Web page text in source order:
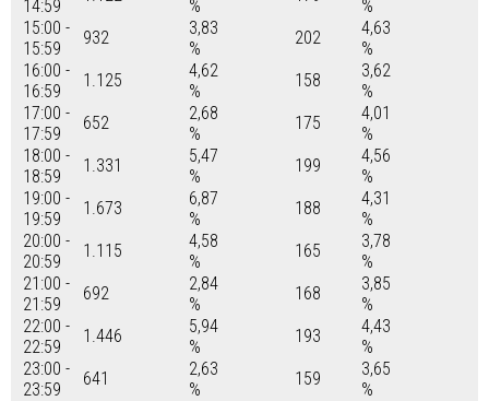
14:59
%
%
15:00 -
15:59
932
3,83
%
202
4,63
%
16:00 -
16:59
1.125
4,62
%
158
3,62
%
17:00 -
17:59
652
2,68
%
175
4,01
%
18:00 -
18:59
1.331
5,47
%
199
4,56
%
19:00 -
19:59
1.673
6,87
%
188
4,31
%
20:00 -
20:59
1.115
4,58
%
165
3,78
%
21:00 -
21:59
692
2,84
%
168
3,85
%
22:00 -
22:59
1.446
5,94
%
193
4,43
%
23:00 -
23:59
641
2,63
%
159
3,65
%